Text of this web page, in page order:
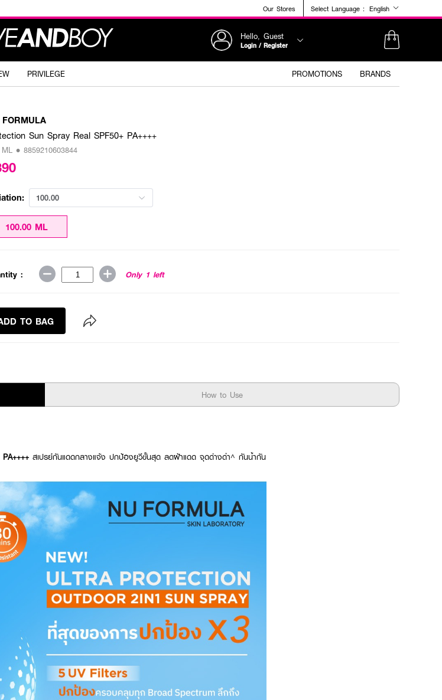
Our Stores Select Language : English
Hello, Guest
Login / Register
PRIVILEGE PROMOTIONS BRANDS
Sun Spray Real SPF50+ PA++++
• 8859210603844
100.00
100.00 ML
: Only 1 left
TO BAG
How to Use
สเปรย์กันแดดกลางแจ้ง ปกป้องยูวีขั้นสุด ลดฝ้าแดด จุดด่างดำ^ กันน้ำกัน